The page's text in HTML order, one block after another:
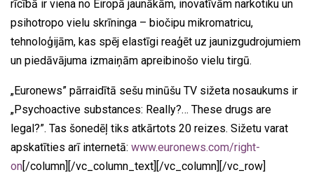
rīcībā ir viena no Eiropā jaunākām, inovatīvām narkotiku un
psihotropo vielu skrīninga – biočipu mikromatricu,
tehnoloģijām, kas spēj elastīgi reaģēt uz jaunizgudrojumiem
un piedāvājuma izmaiņām apreibinošo vielu tirgū.
„Euronews” pārraidītā sešu minūšu TV sižeta nosaukums ir
„Psychoactive substances: Really?… These drugs are
legal?”. Tas šonedēļ tiks atkārtots 20 reizes. Sižetu varat
apskatīties arī internetā: www.euronews.com/right-
on[/column][/vc_column_text][/vc_column][/vc_row]